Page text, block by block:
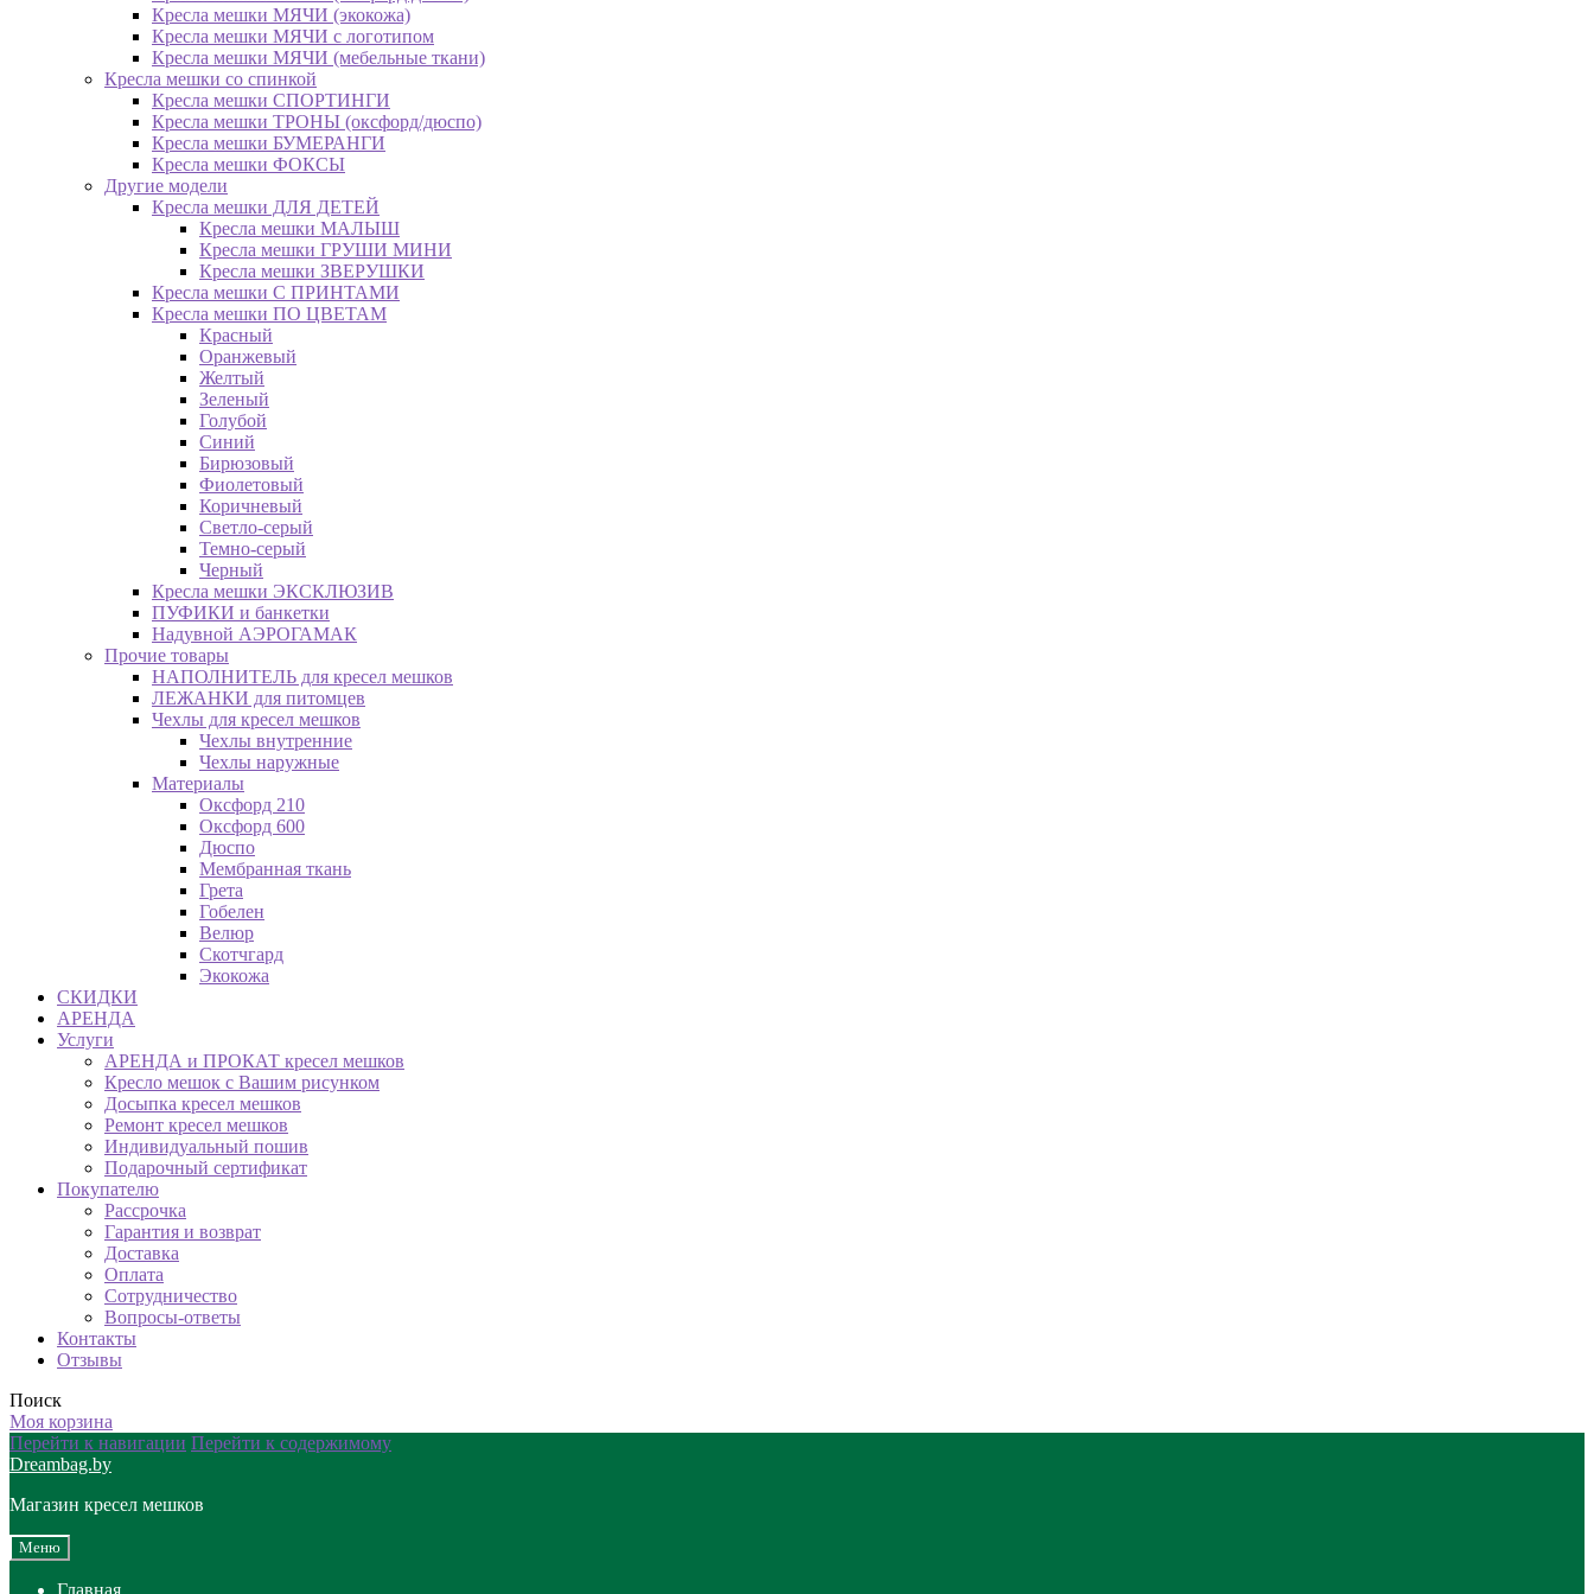
Кресла мешки МЯЧИ (экокожа)
Кресла мешки МЯЧИ с логотипом
Кресла мешки МЯЧИ (мебельные ткани)
Кресла мешки со спинкой
Кресла мешки СПОРТИНГИ
Кресла мешки ТРОНЫ (оксфорд/дюспо)
Кресла мешки БУМЕРАНГИ
Кресла мешки ФОКСЫ
Другие модели
Кресла мешки ДЛЯ ДЕТЕЙ
Кресла мешки МАЛЫШ
Кресла мешки ГРУШИ МИНИ
Кресла мешки ЗВЕРУШКИ
Кресла мешки С ПРИНТАМИ
Кресла мешки ПО ЦВЕТАМ
Красный
Оранжевый
Желтый
Зеленый
Голубой
Синий
Бирюзовый
Фиолетовый
Коричневый
Светло-серый
Темно-серый
Черный
Кресла мешки ЭКСКЛЮЗИВ
ПУФИКИ и банкетки
Надувной АЭРОГАМАК
Прочие товары
НАПОЛНИТЕЛЬ для кресел мешков
ЛЕЖАНКИ для питомцев
Чехлы для кресел мешков
Чехлы внутренние
Чехлы наружные
Материалы
Оксфорд 210
Оксфорд 600
Дюспо
Мембранная ткань
Грета
Гобелен
Велюр
Скотчгард
Экокожа
СКИДКИ
АРЕНДА
Услуги
АРЕНДА и ПРОКАТ кресел мешков
Кресло мешок с Вашим рисунком
Досыпка кресел мешков
Ремонт кресел мешков
Индивидуальный пошив
Подарочный сертификат
Покупателю
Рассрочка
Гарантия и возврат
Доставка
Оплата
Сотрудничество
Вопросы-ответы
Контакты
Отзывы
Поиск
Моя корзина
Перейти к навигации Перейти к содержимому
Dreambag.by
Магазин кресел мешков
Меню
Главная